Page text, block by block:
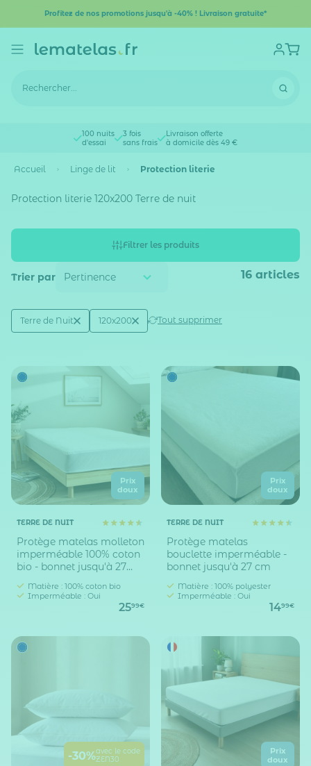
Profitez de nos promotions jusqu'à -40% ! Livraison gratuite*
100 nuits
d'essai
3 fois
sans frais
Livraison offerte
à domicile dès 49 €
Accueil Linge de lit Protection literie
Protection literie 120x200 Terre de nuit
Filtrer les produits
Trier par 16 articles
Active filtering (2)
Marque
Terre de Nuit Taille matelas (en cm)
120x200 Tout supprimer
Prix
doux
TERRE DE NUIT
Protège matelas molleton
imperméable 100% coton
bio - bonnet jusqu'à 27
Matière : 100% coton bio
Imperméable : Oui
2599€
Prix
doux
TERRE DE NUIT
Protège matelas
bouclette imperméable -
bonnet jusqu'à 27 cm
Matière : 100% polyester
Imperméable : Oui
1499€
-30%avec le code
ZEN30
Prix
doux